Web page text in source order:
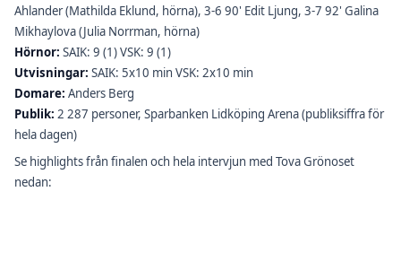
Ahlander (Mathilda Eklund, hörna), 3-6 90' Edit Ljung, 3-7 92' Galina
Mikhaylova (Julia Norrman, hörna)
Hörnor: SAIK: 9 (1) VSK: 9 (1)
Utvisningar: SAIK: 5x10 min VSK: 2x10 min
Domare: Anders Berg
Publik: 2 287 personer, Sparbanken Lidköping Arena (publiksiffra för
hela dagen)
Se highlights från finalen och hela intervjun med Tova Grönoset
nedan: